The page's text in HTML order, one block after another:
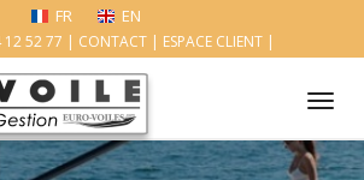
FR EN
12 52 77 | CONTACT| ESPACE CLIENT|